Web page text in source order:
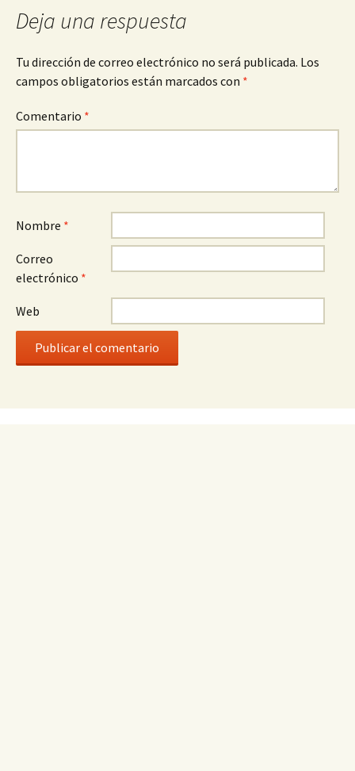
Deja una respuesta
Tu dirección de correo electrónico no será publicada. Los
campos obligatorios están marcados con *
Comentario *
Nombre *
Correo
electrónico *
Web